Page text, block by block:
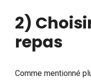
2)
repas
Comme mentionné